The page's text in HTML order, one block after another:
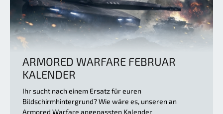
ARMORED WARFARE FEBRUAR
KALENDER
Ihr sucht nach einem Ersatz für euren
Bildschirmhintergrund? Wie wäre es, unseren an
Armored Warfare angepassten Kalender